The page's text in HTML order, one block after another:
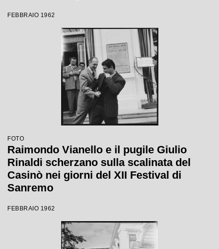
FEBBRAIO 1962
FOTO
Raimondo Vianello e il pugile Giulio
Rinaldi scherzano sulla scalinata del
Casinò nei giorni del XII Festival di
Sanremo
FEBBRAIO 1962